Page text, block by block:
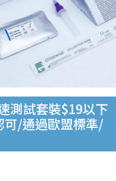
測試套裝$19以下
可/通過歐盟標準/